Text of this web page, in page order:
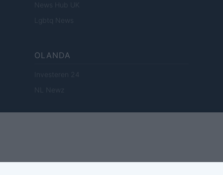
News Hub UK
Lgbtq News
OLANDA
Investeren 24
NL Newz